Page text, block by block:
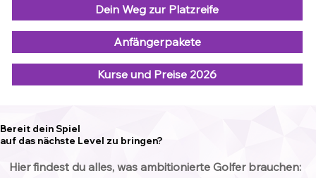
Dein Weg zur Platzreife
Anfängerpakete
Kurse und Preise 2026
Bereit dein Spiel
auf das nächste Level zu bringen?
Hier findest du alles, was ambitionierte Golfer brauchen: